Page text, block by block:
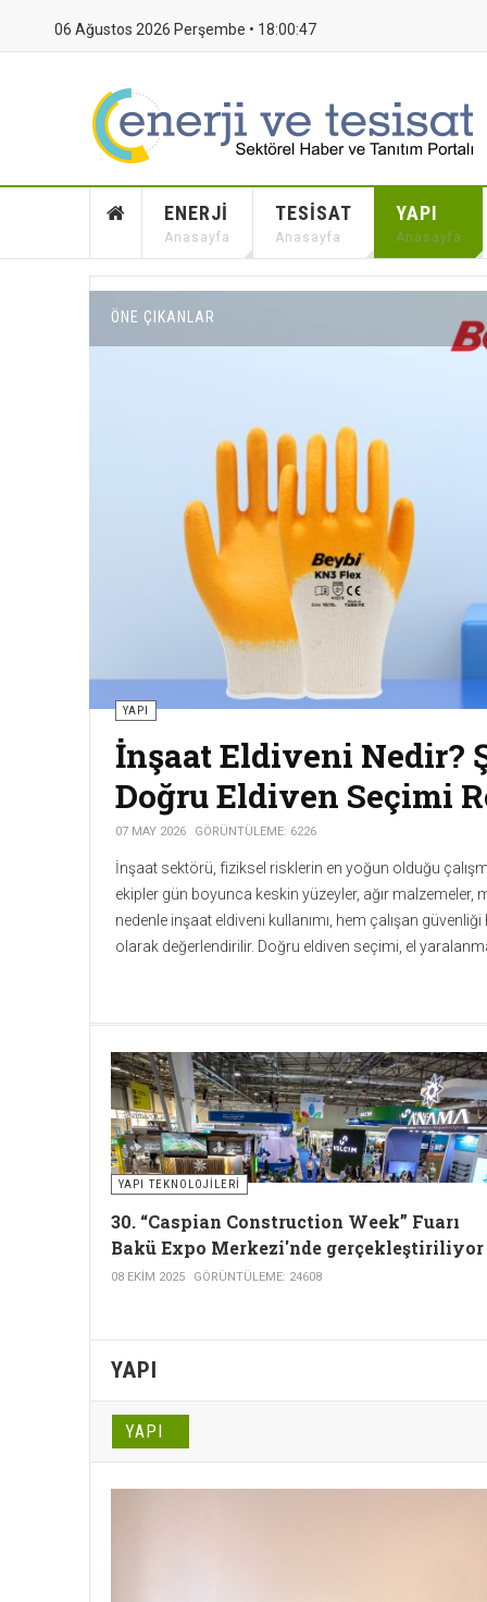
06 Ağustos 2026 Perşembe • 18:00:48
ENERJI
Anasayfa
TESISAT
Anasayfa
YAPI
Anasayfa
ÖNE ÇIKANLAR
YAPI
Tesis Yönetiminde
Tesisler
30 NISAN 2026 GÖRÜNTÜLEME: 6738
“Güçlü Yöneticiler, Sürdürülebilir Tesisler’’ ana
Dünya Tesis Yöneticileri Günü kapsamında sektör
YAPI TEKNOLOJILERI
30. “Caspian Construction Week” Fuarı
Bakü Expo Merkezi'nde gerçekleştiriliyor
08 EKIM 2025 GÖRÜNTÜLEME: 24608
YAPI
YAPI